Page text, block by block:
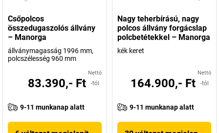
Csőpolcos
összedugaszolós állvány
– Manorga
állványmagasság 1996 mm,
polcszélesség 960 mm
Nettó
83.390,- Ft -tól
9-11 munkanap alatt
Nagy teherbírású, nagy
polcos állvány forgácslap
polcbetétekkel – Manorga
kék keret
Nettó
164.900,- Ft -tól
9-11 munkanap alatt